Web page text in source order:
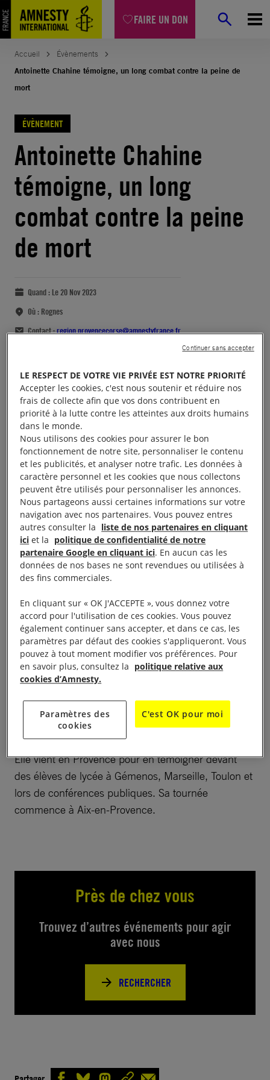
FAIRE UN DON
Accueil
Évènements
Antoinette Chahine témoigne, un long combat contre la peine de
mort
ÉVÈNEMENT
Antoinette Chahine
témoigne, un long
combat contre la peine
de mort
Quand : Le 20 Nov 2023
Où : Rognes
Contact :region.provencecorse@amnestyfrance.fr
Conférence – 20h30L’humanité fait chaque année un
pas de plus vers l’abolition universelle de la peine de
nombreux pays. Ex-prisonnière condamnée à mort
pour un crime qu’elle n’a pas commis, Antoinette
Chahine lutte depuis 1999 contre la peine de mort.
Elle vient en Provence pour en témoigner devant
des élèves de lycée à Gémenos, Marseille, Toulon et
lors de conférences publiques. Sa tournée
commence à Aix-en-Provence.
Près de chez vous
Trouvez d’autres événements pour agir
avec nous
RECHERCHER
LE RESPECT DE VOTRE VIE PRIVÉE EST NOTRE PRIORITÉ
Accepter les cookies, c'est nous soutenir et réduire nos
frais de collecte afin que vos dons contribuent en
priorité à la lutte contre les atteintes aux droits humains
dans le monde.
Nous utilisons des cookies pour assurer le bon
fonctionnement de notre site, personnaliser le contenu
et les publicités, et analyser notre trafic. Les données à
caractère personnel et les cookies que nous collectons
peuvent être utilisés pour personnaliser les annonces.
Nous partageons aussi certaines informations sur votre
navigation avec nos partenaires. Vous pouvez entres
autres consulter la liste de nos partenaires en cliquant
ici et la politique de confidentialité de notre
partenaire Google en cliquant ici. En aucun cas les
données de nos bases ne sont revendues ou utilisées à
des fins commerciales.
En cliquant sur « OK J'ACCEPTE », vous donnez votre
accord pour l'utilisation de ces cookies. Vous pouvez
également continuer sans accepter, et dans ce cas, les
paramètres par défaut des cookies s'appliqueront. Vous
pouvez à tout moment modifier vos préférences. Pour
en savoir plus, consultez la politique relative aux
cookies d’Amnesty.
Paramètres des
cookies
C'est OK pour moi
Continuer sans accepter